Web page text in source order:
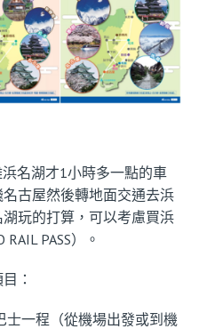
名湖才1小時多一點的車
古屋然後轉地面交通去浜
玩的打算，可以考慮買浜
PASS）。
：
一程（從機場出發或到機